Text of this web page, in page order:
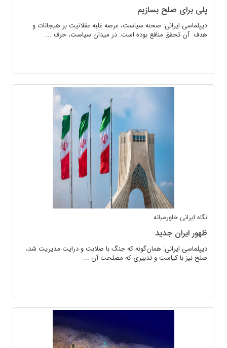
پلی برای صلح بسازیم
دیپلماسی ایرانی: صحنه سیاست، عرصه غلبه عقلانیت بر هیجانات و
هدف آن تحقق منافع بوده است. در میدان سیاست، حرف ...
نگاه ایرانی خاورمیانه
ظهور ایران جدید
دیپلماسی ایرانی: همان‌گونه که جنگ با صلابت و درایت مدیریت شد،
صلح نیز با کیاست و تدبیری که مصلحت آن ...